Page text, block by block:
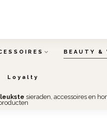
BEAUTY &
Loyalty
leukste sieraden, accessoires en